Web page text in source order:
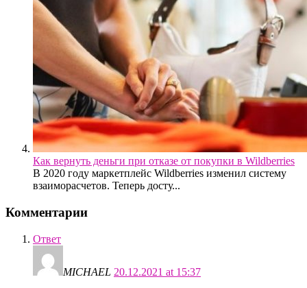
Как вернуть деньги при отказе от покупки в Wildberries
В 2020 году маркетплейс Wildberries изменил систему
взаиморасчетов. Теперь досту...
Комментарии
Ответ
MICHAEL 20.12.2021 at 15:37